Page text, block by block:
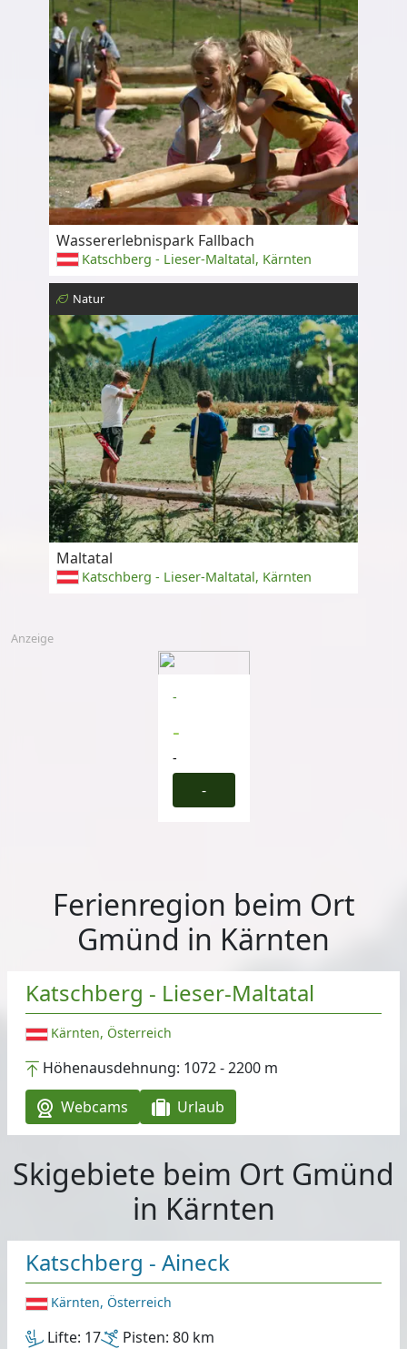
Wassererlebnispark Fallbach
Katschberg - Lieser-Maltatal, Kärnten
Natur
Maltatal
Katschberg - Lieser-Maltatal, Kärnten
Anzeige
-
-
-
-
Ferienregion beim Ort
Gmünd in Kärnten
Katschberg - Lieser-Maltatal
Kärnten, Österreich
Höhenausdehnung: 1072 - 2200 m
Webcams
Urlaub
Skigebiete beim Ort Gmünd
in Kärnten
Katschberg - Aineck
Kärnten, Österreich
Lifte: 17 Pisten: 80 km